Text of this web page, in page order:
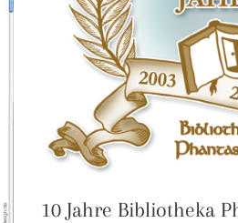
10 Jahre Bibliotheka